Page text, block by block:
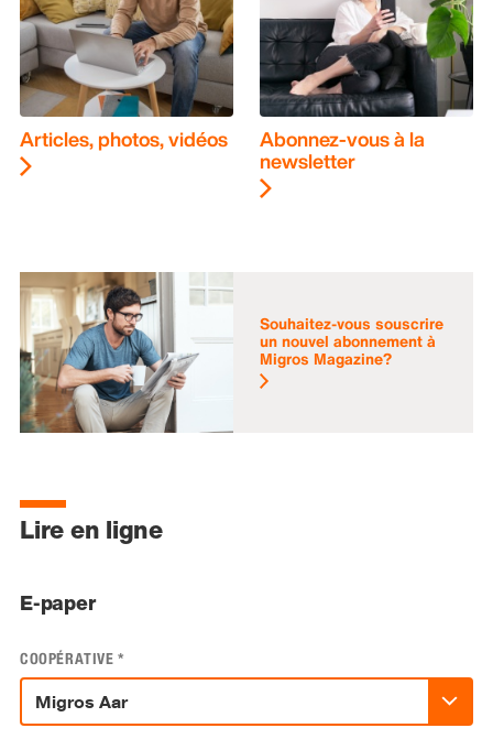
Articles, photos, vidéos Abonnez-vous à la
newsletter
Souhaitez-vous souscrire
un nouvel abonnement à
Migros Magazine?
Lire en ligne
E-paper
COOPÉRATIVE *